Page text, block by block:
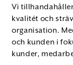
Vi
kvalitét och
organisation.
och kunden i
kunder,